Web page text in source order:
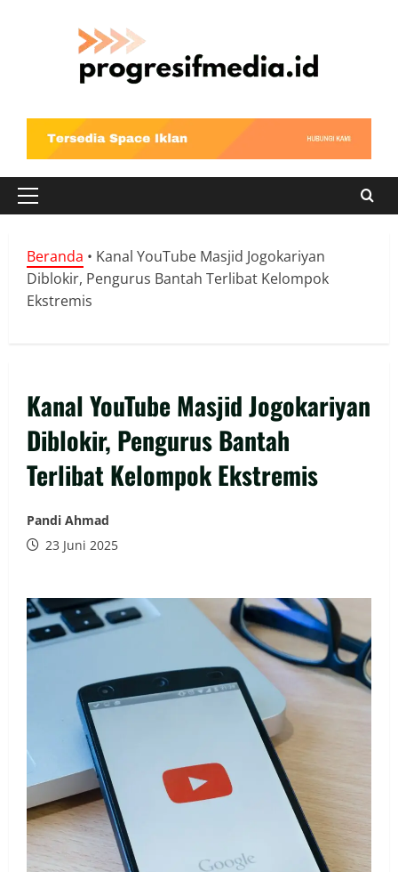
Primary
Beranda • Kanal YouTube Masjid Jogokariyan
Diblokir, Pengurus Bantah Terlibat Kelompok
Ekstremis
Kanal YouTube Masjid Jogokariyan
Diblokir, Pengurus Bantah
Terlibat Kelompok Ekstremis
Pandi Ahmad
23 Juni 2025